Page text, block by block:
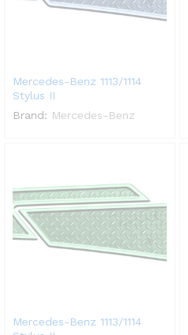
Mercedes-Benz 1113/1114
Stylus II
Brand: Mercedes-Benz
Mercedes-Benz 1113/1114